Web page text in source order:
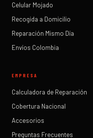
Celular Mojado
Recogida a Domicilio
Reparación Mismo Día
Envíos Colombia
EMPRESA
Calculadora de Reparación
Cobertura Nacional
Accesorios
Preguntas Frecuentes